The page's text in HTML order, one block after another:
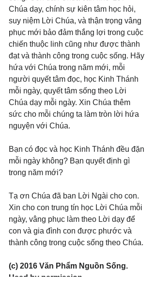
Chúa dạy, chính sự kiên tâm học hỏi,
suy niệm Lời Chúa, và thận trọng vâng
phục mới bảo đảm thắng lợi trong cuộc
chiến thuộc linh cũng như được thành
đạt và thành công trong cuộc sống. Hãy
hứa với Chúa trong năm mới, mỗi
người quyết tâm đọc, học Kinh Thánh
mỗi ngày, quyết tâm sống theo Lời
Chúa dạy mỗi ngày. Xin Chúa thêm
sức cho mỗi chúng ta làm tròn lời hứa
nguyện với Chúa.
Bạn có đọc và học Kinh Thánh đều đặn
mỗi ngày không? Bạn quyết định gì
trong năm mới?
Tạ ơn Chúa đã ban Lời Ngài cho con.
Xin cho con trung tín học Lời Chúa mỗi
ngày, vâng phục làm theo Lời dạy để
con và gia đình con được phước và
thành công trong cuộc sống theo Chúa.
(c) 2016 Văn Phẩm Nguồn Sống.
Used by permission.